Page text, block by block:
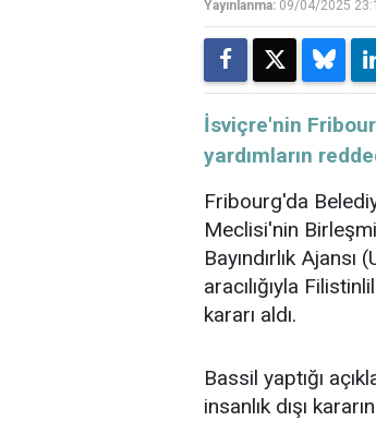
Yayınlanma: 09/04/2025
​​​​​​​İsviçre'nin
yardımların
Fribourg'da
Meclisi'nin
Bayındırlık
aracılığıyla
kararı aldı.
Bassil yaptığı
insanlık dışı